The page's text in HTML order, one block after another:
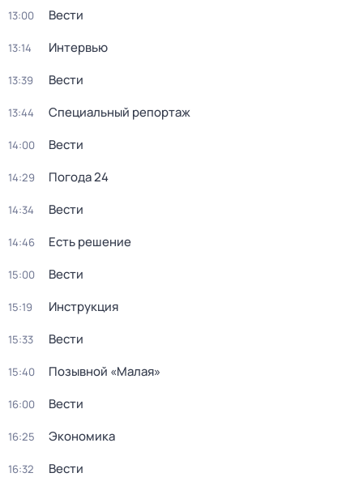
13:00 Вести
13:14 Интервью
13:39 Вести
13:44 Специальный репортаж
14:00 Вести
14:29 Погода 24
14:34 Вести
14:46 Есть решение
15:00 Вести
15:19 Инструкция
15:33 Вести
15:40 Позывной «Малая»
16:00 Вести
16:25 Экономика
16:32 Вести